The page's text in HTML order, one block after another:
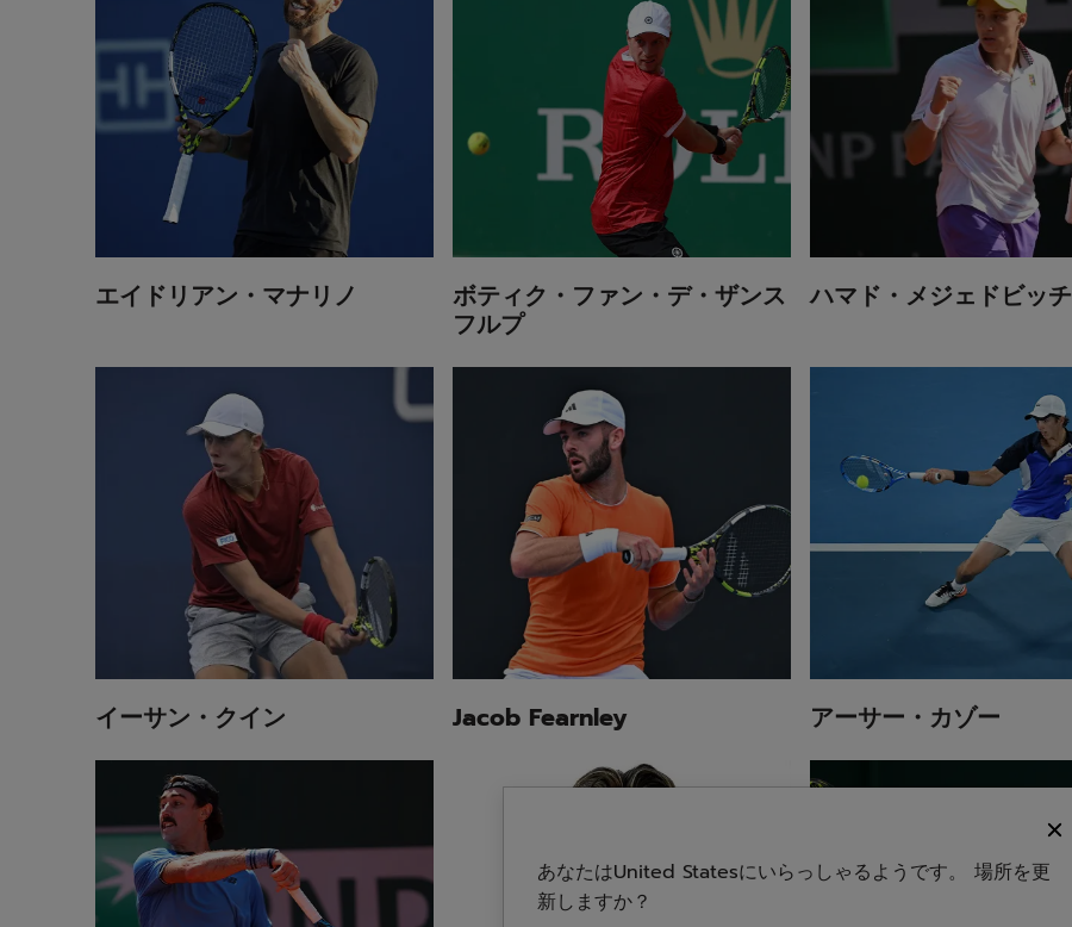
エイドリアン・マナリノ
ボティク・ファン・デ・ザンス
フルプ
ハマド・メジェドビッチ
イーサン・クイン Jacob Fearnley アーサー・カゾー
あなたはUnited Statesにいらっしゃるようです。 場所を更
新しますか？